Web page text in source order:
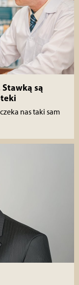
są
nas taki sam